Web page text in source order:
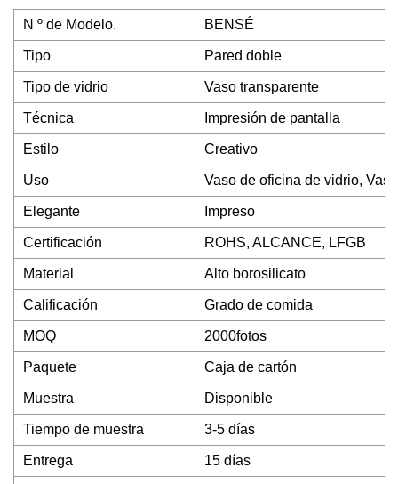
N º de Modelo. BENSÉ
Tipo Pared doble
Tipo de vidrio Vaso transparente
Técnica Impresión de pantalla
Estilo Creativo
Uso Vaso de oficina de vidrio,
Elegante Impreso
Certificación ROHS, ALCANCE, LFGB
Material Alto borosilicato
Calificación Grado de comida
MOQ 2000fotos
Paquete Caja de cartón
Muestra Disponible
Tiempo de muestra 3-5 días
Entrega 15 días